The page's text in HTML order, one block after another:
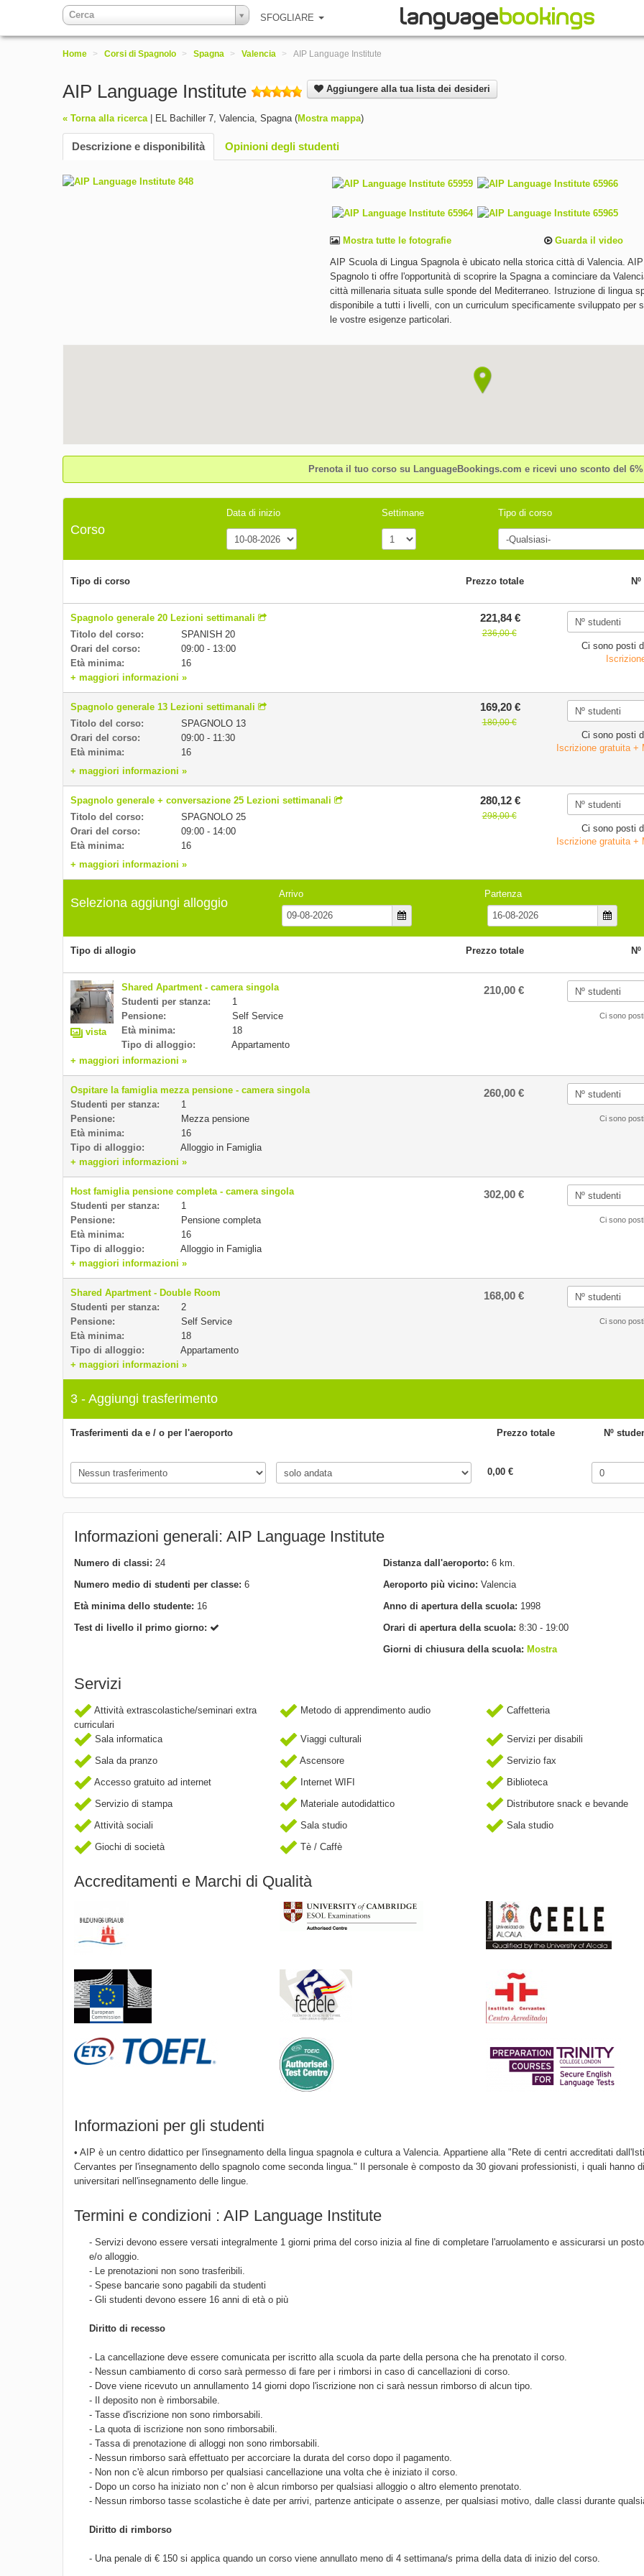
Cerca SFOGLIARE
Home > Corsi di Spagnolo > Spagna > Valencia > AIP Language Institute
AIP Language Institute Aggiungere alla tua lista dei desideri
« Torna alla ricerca EL Bachiller 7, Valencia, Spagna (Mostra mappa)
Descrizione e disponibilità Opinioni degli studenti
Mostra tutte le fotografie
Guarda il video
AIP Scuola di Lingua Spagnola è ubicato nella storica città di Valencia.
Spagnolo ti offre l'opportunità di scoprire la Spagna a cominciare da
città millenaria situata sulle sponde del Mediterraneo. Istruzione di lingua
disponibile a tutti i livelli, con un curriculum specificamente sviluppato per
le vostre esigenze particolari.
Prenota il tuo corso su LanguageBookings.com e ricevi uno sconto del 6%
Corso
Data di inizio Settimane Tipo di corso
Tipo di corso Prezzo totale
Spagnolo generale 20 Lezioni settimanali
Titolo del corso:
SPANISH 20
Orari del corso:
09:00 - 13:00
Età minima:
16
221,84 €
236,00 €
Ci sono posti
+ maggiori informazioni »
Spagnolo generale 13 Lezioni settimanali
Titolo del corso:
SPAGNOLO 13
Orari del corso:
09:00 - 11:30
Età minima:
16
169,20 €
180,00 €
Ci sono posti
Iscrizione gratuita +
+ maggiori informazioni »
Spagnolo generale + conversazione 25 Lezioni settimanali
Titolo del corso:
SPAGNOLO 25
Orari del corso:
09:00 - 14:00
Età minima:
16
280,12 €
298,00 €
Ci sono posti
Iscrizione gratuita +
+ maggiori informazioni »
Seleziona aggiungi alloggio
Arrivo Partenza
Tipo di allogio Prezzo totale
vista
Shared Apartment - camera singola
Studenti per stanza:
1
Pensione:
Self Service
Età minima:
18
Tipo di alloggio:
Appartamento
210,00 €
Ci sono
+ maggiori informazioni »
Ospitare la famiglia mezza pensione - camera singola
Studenti per stanza:
1
Pensione:
Mezza pensione
Età minima:
16
Tipo di alloggio:
Alloggio in Famiglia
260,00 €
Ci sono
+ maggiori informazioni »
Host famiglia pensione completa - camera singola
Studenti per stanza:
1
Pensione:
Pensione completa
Età minima:
16
Tipo di alloggio:
Alloggio in Famiglia
302,00 €
Ci sono
+ maggiori informazioni »
Shared Apartment - Double Room
Studenti per stanza:
2
Pensione:
Self Service
Età minima:
18
Tipo di alloggio:
Appartamento
168,00 €
Ci sono
+ maggiori informazioni »
3 - Aggiungi trasferimento
Trasferimenti da e / o per l'aeroporto Prezzo totale Nº
0,00 €
Informazioni generali: AIP Language Institute
Numero di classi: 24
Numero medio di studenti per classe: 6
Età minima dello studente: 16
Test di livello il primo giorno:
Distanza dall'aeroporto: 6 km.
Aeroporto più vicino: Valencia
Anno di apertura della scuola: 1998
Orari di apertura della scuola: 8:30 - 19:00
Giorni di chiusura della scuola: Mostra
Servizi
Attività extrascolastiche/seminari extra
curriculari
Metodo di apprendimento audio Caffetteria
Sala informatica Viaggi culturali
Servizi per disabili
Sala da pranzo
Ascensore
Servizio fax
Accesso gratuito ad internet
Internet WIFI
Biblioteca
Servizio di stampa
Materiale autodidattico
Distributore snack e bevande
Attività sociali
Sala studio
Sala studio
Giochi di società
Tè / Caffè
Accreditamenti e Marchi di Qualità
Informazioni per gli studenti
• AIP è un centro didattico per l'insegnamento della lingua spagnola e cultura a Valencia. Appartiene alla "Rete di centri accreditati
Cervantes per l'insegnamento dello spagnolo come seconda lingua." Il personale è composto da 30 giovani professionisti, i quali hanno
universitari nell'insegnamento delle lingue.
Termini e condizioni : AIP Language Institute
- Servizi devono essere versati integralmente 1 giorni prima del corso inizia al fine di completare l'arruolamento e assicurarsi un
e/o alloggio.
- Le prenotazioni non sono trasferibili.
- Spese bancarie sono pagabili da studenti
- Gli studenti devono essere 16 anni di età o più
Diritto di recesso
- La cancellazione deve essere comunicata per iscritto alla scuola da parte della persona che ha prenotato il corso.
- Nessun cambiamento di corso sarà permesso di fare per i rimborsi in caso di cancellazioni di corso.
- Dove viene ricevuto un annullamento 14 giorni dopo l'iscrizione non ci sarà nessun rimborso di alcun tipo.
- Il deposito non è rimborsabile.
- Tasse d'iscrizione non sono rimborsabili.
- La quota di iscrizione non sono rimborsabili.
- Tassa di prenotazione di alloggi non sono rimborsabili.
- Nessun rimborso sarà effettuato per accorciare la durata del corso dopo il pagamento.
- Non non c'è alcun rimborso per qualsiasi cancellazione una volta che è iniziato il corso.
- Dopo un corso ha iniziato non c' non è alcun rimborso per qualsiasi alloggio o altro elemento prenotato.
- Nessun rimborso tasse scolastiche è date per arrivi, partenze anticipate o assenze, per qualsiasi motivo, dalle classi durante
Diritto di rimborso
- Una penale di € 150 si applica quando un corso viene annullato meno di 4 settimana/s prima della data di inizio del corso.